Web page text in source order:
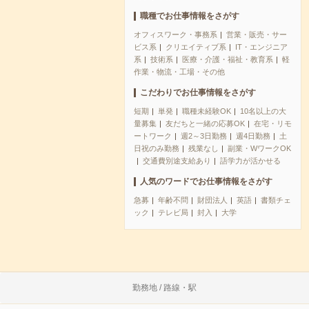
職種でお仕事情報をさがす
オフィスワーク・事務系
営業・販売・サー
ビス系
クリエイティブ系
IT・エンジニア
系
技術系 医療・介護・福祉・教育系
軽
作業・物流・工場・その他
こだわりでお仕事情報をさがす
短期 単発 職種未経験OK
10名以上の大
量募集
友だちと一緒の応募OK
在宅・リモ
ートワーク
週2～3日勤務 週4日勤務
土
日祝のみ勤務
残業なし
副業・WワークOK
交通費別途支給あり
語学力が活かせる
人気のワードでお仕事情報をさがす
急募 年齢不問 財団法人 英語
書類チェ
ック
テレビ局 封入 大学
勤務地 / 路線・駅